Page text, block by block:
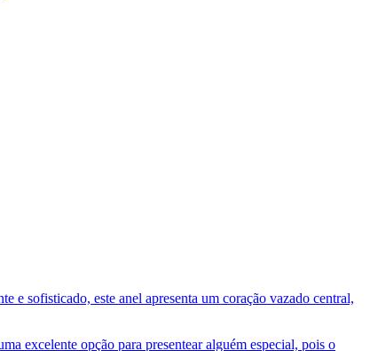
e sofisticado, este anel apresenta um coração vazado central,
excelente opção para presentear alguém especial, pois o